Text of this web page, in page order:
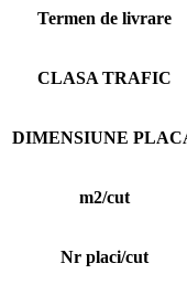
Termen de livrare
CLASA TRAFIC
DIMENSIUNE
m2/cut
Nr placi/cut